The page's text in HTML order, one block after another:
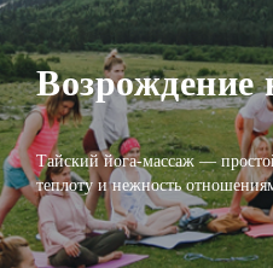
Возрождение
Тайский йога-массаж —
теплоту и нежность